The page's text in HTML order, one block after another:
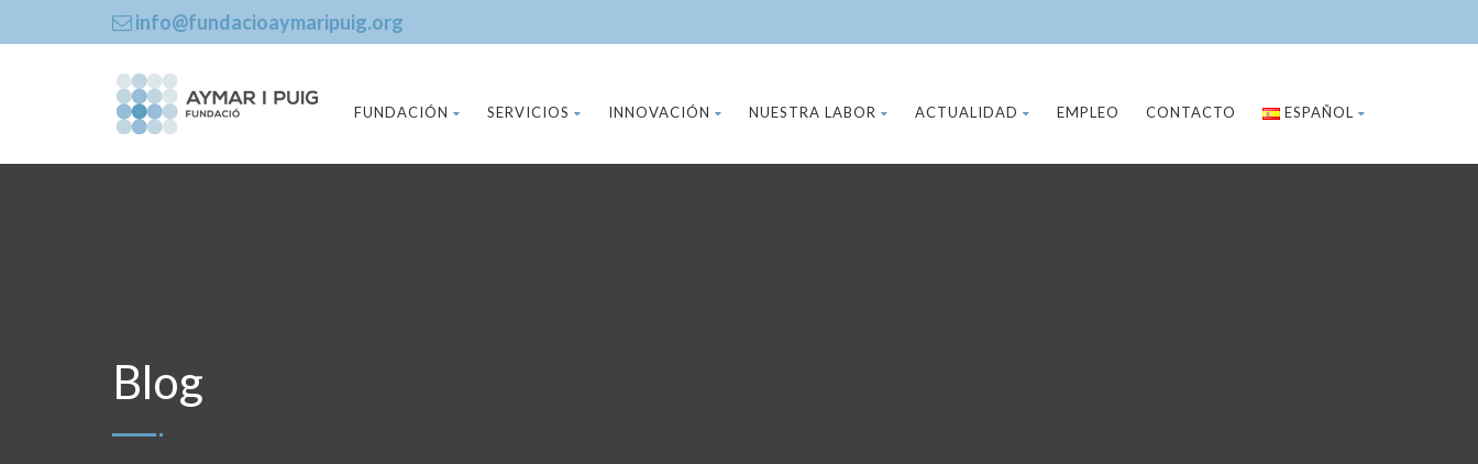
info@fundacioaymaripuig.org
FUNDACIÓN SERVICIOS INNOVACIÓN NUESTRA LABOR ACTUALIDAD EMPLEO CONTACTO ESPAÑOL
Blog